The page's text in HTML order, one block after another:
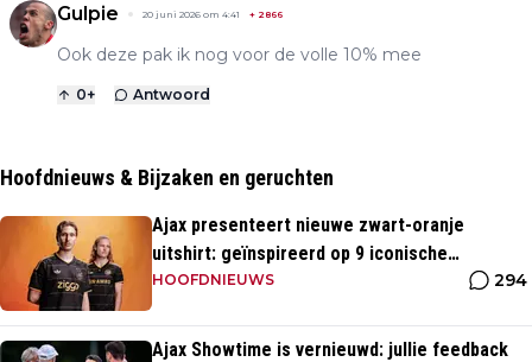
Gulpie 20 juni 2026 om 4:41 + 2866
Ook deze pak ik nog voor de volle 10% mee
0+ Antwoord
Hoofdnieuws & Bijzaken en geruchten
Ajax presenteert nieuwe zwart-oranje
uitshirt: geïnspireerd op 9 iconische
momenten uit clubhistorie
HOOFDNIEUWS 294
Ajax Showtime is vernieuwd: jullie feedback